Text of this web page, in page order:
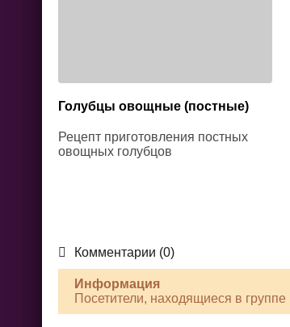
Голубцы овощные (постные)
Рецепт приготовления постных
овощных голубцов
Комментарии (0)
Информация
Посетители, находящиеся в группе